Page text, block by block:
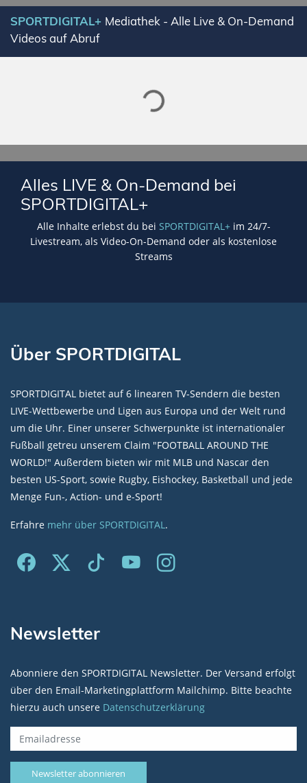
SPORTDIGITAL+ Mediathek - Alle Live & On-Demand
Videos auf Abruf
Lade SPORTDIGITAL+ Mediathek
Alles LIVE & On-Demand bei
SPORTDIGITAL+
Alle Inhalte erlebst du bei SPORTDIGITAL+im 24/7-
Livestream, als Video-On-Demand oder als kostenlose
Streams
Über SPORTDIGITAL
SPORTDIGITAL bietet auf 6 linearen TV-Sendern die besten
LIVE-Wettbewerbe und Ligen aus Europa und der Welt rund
um die Uhr. Einer unserer Schwerpunkte ist internationaler
Fußball getreu unserem Claim "FOOTBALL AROUND THE
WORLD!" Außerdem bieten wir mit MLB und Nascar den
besten US-Sport, sowie Rugby, Eishockey, Basketball und jede
Menge Fun-, Action- und e-Sport!
Erfahre mehr über SPORTDIGITAL.
Newsletter
Abonniere den SPORTDIGITAL Newsletter. Der Versand erfolgt
über den Email-Marketingplattform Mailchimp. Bitte beachte
hierzu auch unsere Datenschutzerklärung